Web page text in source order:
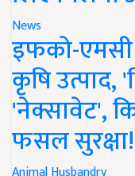
News
इफको-एमसी
कृषि उत्पाद,
'नेक्सावेट',
फसल सुरक्षा!